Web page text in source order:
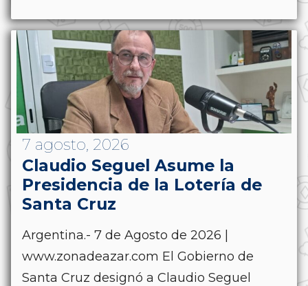
7 agosto, 2026
Claudio Seguel Asume la
Presidencia de la Lotería de
Santa Cruz
Argentina.- 7 de Agosto de 2026 |
www.zonadeazar.com El Gobierno de
Santa Cruz designó a Claudio Seguel